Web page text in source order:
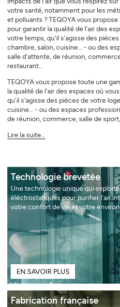
votre santé, notamment pour les
et polluants ? TEQOYA vous
pour garantir la qualité de l'air des
votre temps, qu'il s'agisse des
chambre, salon, cuisine… - ou des
salle d'attente, de réunion,
restaurant…
TEQOYA vous propose toute une
la qualité de l'air des espaces où
qu'il s'agisse des pièces de votre
cuisine… - ou des espaces
de réunion, commerce, salle de
Lire la suite...
Technologie brevetée
Une technologie unique qui
éléctrostatiques pour purifier l'air
votre confort de vie et votre
EN SAVOIR PLUS
Fabrication française